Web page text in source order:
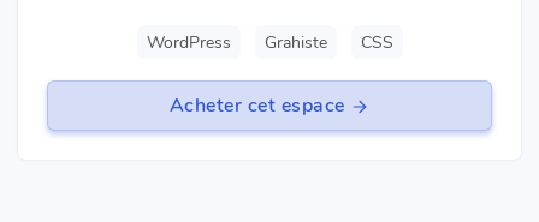
WordPress Grahiste CSS
Acheter cet espace